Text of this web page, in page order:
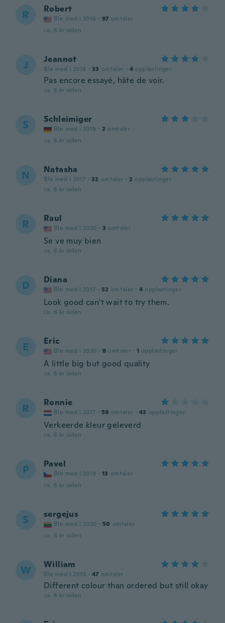
R Robert
Ble med i 2016 · 97 omtaler
ca. 6 år siden
J Jeannot
Ble med i 2018 · 33 omtaler · 4 opplastinger
Pas encore essayé, hâte de voir.
ca. 6 år siden
S Schleimiger
Ble med i 2019 · 2 omtaler
ca. 6 år siden
N Natasha
Ble med i 2017 · 32 omtaler · 2 opplastinger
ca. 6 år siden
R Raul
Ble med i 2020 · 3 omtaler
Se ve muy bien
ca. 6 år siden
D Diana
Ble med i 2017 · 52 omtaler · 4 opplastinger
Look good can't wait to try them.
ca. 6 år siden
E Eric
Ble med i 2020 · 8 omtaler · 1 opplastinger
A little big but good quality
ca. 6 år siden
R Ronnie
Ble med i 2017 · 59 omtaler · 43 opplastinger
Verkeerde kleur geleverd
ca. 6 år siden
P Pavel
Ble med i 2019 · 13 omtaler
ca. 6 år siden
S sergejus
Ble med i 2020 · 50 omtaler
ca. 6 år siden
W William
Ble med i 2019 · 47 omtaler
Different colour than ordered but still okay
ca. 6 år siden